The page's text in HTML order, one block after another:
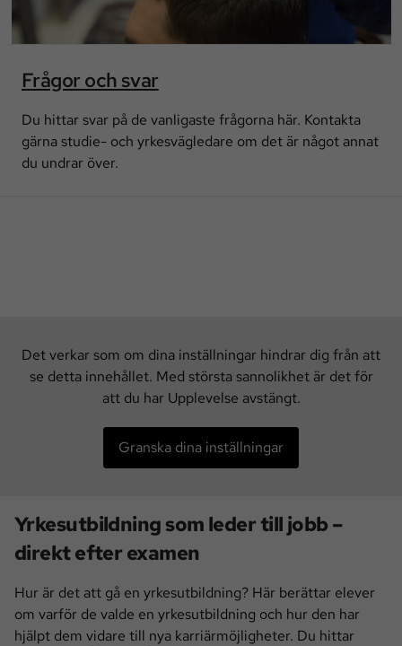
Frågor och svar
Du hittar svar på de vanligaste frågorna här. Kontakta
gärna studie- och yrkesvägledare om det är något annat
du undrar över.
Det verkar som om dina inställningar hindrar dig från att
se detta innehållet. Med största sannolikhet är det för
att du har Upplevelse avstängt.
Granska dina inställningar
Yrkesutbildning som leder till jobb –
direkt efter examen
Hur är det att gå en yrkesutbildning? Här berättar elever
om varför de valde en yrkesutbildning och hur den har
hjälpt dem vidare till nya karriärmöjligheter. Du hittar